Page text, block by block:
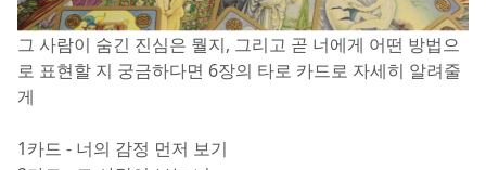
그 사람이 숨긴 진심은 뭘지, 그리고 곧 너에게 어떤 방법으
로 표현할 지 궁금하다면 6장의 타로 카드로 자세히 알려줄
게
1카드 - 너의 감정 먼저 보기